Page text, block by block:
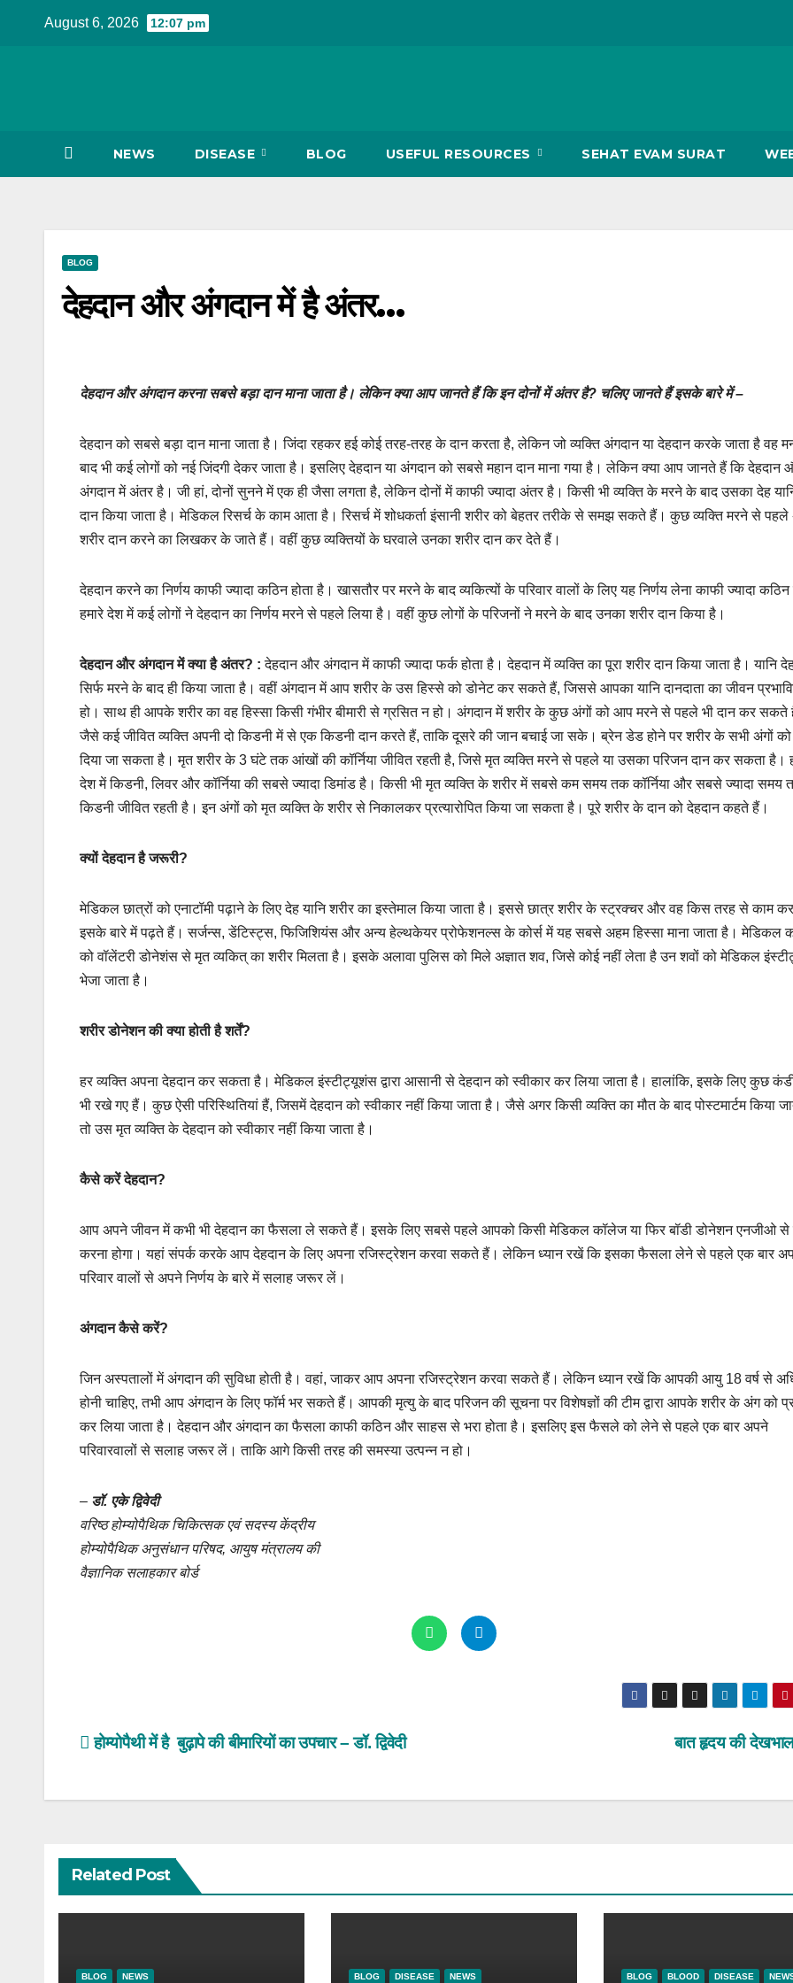
August 6, 2026 12:07 pm
NEWS DISEASE BLOG USEFUL RESOURCES SEHAT EVAM SURAT
BLOG
देहदान और अंगदान में है अंतर…
देहदान और अंगदान करना सबसे बड़ा दान माना जाता है। लेकिन क्या आप जानते हैं कि इन दोनों में अंतर है? चलिए जानते हैं इसके बारे में –
देहदान को सबसे बड़ा दान माना जाता है। जिंदा रहकर हई कोई तरह-तरह के दान करता है, लेकिन जो व्यक्ति अंगदान या देहदान करके जाता है वह
बाद भी कई लोगों को नई जिंदगी देकर जाता है। इसलिए देहदान या अंगदान को सबसे महान दान माना गया है। लेकिन क्या आप जानते हैं कि देहदान
अंगदान में अंतर है। जी हां, दोनों सुनने में एक ही जैसा लगता है, लेकिन दोनों में काफी ज्यादा अंतर है। किसी भी व्यक्ति के मरने के बाद उसका देह
दान किया जाता है। मेडिकल रिसर्च के काम आता है। रिसर्च में शोधकर्ता इंसानी शरीर को बेहतर तरीके से समझ सकते हैं। कुछ व्यक्ति मरने से पहले
शरीर दान करने का लिखकर के जाते हैं। वहीं कुछ व्यक्तियों के घरवाले उनका शरीर दान कर देते हैं।
देहदान करने का निर्णय काफी ज्यादा कठिन होता है। खासतौर पर मरने के बाद व्यकित्यों के परिवार वालों के लिए यह निर्णय लेना काफी ज्यादा कठिन
हमारे देश में कई लोगों ने देहदान का निर्णय मरने से पहले लिया है। वहीं कुछ लोगों के परिजनों ने मरने के बाद उनका शरीर दान किया है।
देहदान और अंगदान में क्या है अंतर? :देहदान और अंगदान में काफी ज्यादा फर्क होता है। देहदान में व्यक्ति का पूरा शरीर दान किया जाता है। यानि
सिर्फ मरने के बाद ही किया जाता है। वहीं अंगदान में आप शरीर के उस हिस्से को डोनेट कर सकते हैं, जिससे आपका यानि दानदाता का जीवन
हो। साथ ही आपके शरीर का वह हिस्सा किसी गंभीर बीमारी से ग्रसित न हो। अंगदान में शरीर के कुछ अंगों को आप मरने से पहले भी दान कर सकते
जैसे कई जीवित व्यक्ति अपनी दो किडनी में से एक किडनी दान करते हैं, ताकि दूसरे की जान बचाई जा सके। ब्रेन डेड होने पर शरीर के सभी अंगों को
दिया जा सकता है। मृत शरीर के 3 घंटे तक आंखों की कॉर्निया जीवित रहती है, जिसे मृत व्यक्ति मरने से पहले या उसका परिजन दान कर सकता है।
देश में किडनी, लिवर और कॉर्निया की सबसे ज्यादा डिमांड है। किसी भी मृत व्यक्ति के शरीर में सबसे कम समय तक कॉर्निया और सबसे ज्यादा समय
किडनी जीवित रहती है। इन अंगों को मृत व्यक्ति के शरीर से निकालकर प्रत्यारोपित किया जा सकता है। पूरे शरीर के दान को देहदान कहते हैं।
क्यों देहदान है जरूरी?
मेडिकल छात्रों को एनाटॉमी पढ़ाने के लिए देह यानि शरीर का इस्तेमाल किया जाता है। इससे छात्र शरीर के स्ट्रक्चर और वह किस तरह से काम
इसके बारे में पढ़ते हैं। सर्जन्स, डेंटिस्ट्स, फिजिशियंस और अन्य हेल्थकेयर प्रोफेशनल्स के कोर्स में यह सबसे अहम हिस्सा माना जाता है। मेडिकल
को वॉलेंटरी डोनेशंस से मृत व्यकित् का शरीर मिलता है। इसके अलावा पुलिस को मिले अज्ञात शव, जिसे कोई नहीं लेता है उन शवों को मेडिकल
भेजा जाता है।
शरीर डोनेशन की क्या होती है शर्तें?
हर व्यक्ति अपना देहदान कर सकता है। मेडिकल इंस्टीट्यूशंस द्वारा आसानी से देहदान को स्वीकार कर लिया जाता है। हालांकि, इसके लिए कुछ
भी रखे गए हैं। कुछ ऐसी परिस्थितियां हैं, जिसमें देहदान को स्वीकार नहीं किया जाता है। जैसे अगर किसी व्यक्ति का मौत के बाद पोस्टमार्टम किया
तो उस मृत व्यक्ति के देहदान को स्वीकार नहीं किया जाता है।
कैसे करें देहदान?
आप अपने जीवन में कभी भी देहदान का फैसला ले सकते हैं। इसके लिए सबसे पहले आपको किसी मेडिकल कॉलेज या फिर बॉडी डोनेशन एनजीओ से
करना होगा। यहां संपर्क करके आप देहदान के लिए अपना रजिस्ट्रेशन करवा सकते हैं। लेकिन ध्यान रखें कि इसका फैसला लेने से पहले एक बार
परिवार वालों से अपने निर्णय के बारे में सलाह जरूर लें।
अंगदान कैसे करें?
जिन अस्पतालों में अंगदान की सुविधा होती है। वहां, जाकर आप अपना रजिस्ट्रेशन करवा सकते हैं। लेकिन ध्यान रखें कि आपकी आयु 18 वर्ष से
होनी चाहिए, तभी आप अंगदान के लिए फॉर्म भर सकते हैं। आपकी मृत्यु के बाद परिजन की सूचना पर विशेषज्ञों की टीम द्वारा आपके शरीर के अंग को
कर लिया जाता है। देहदान और अंगदान का फैसला काफी कठिन और साहस से भरा होता है। इसलिए इस फैसले को लेने से पहले एक बार अपने
परिवारवालों से सलाह जरूर लें। ताकि आगे किसी तरह की समस्या उत्पन्न न हो।
– डॉ. एके द्विवेदी
वरिष्ठ होम्योपैथिक चिकित्सक एवं सदस्य केंद्रीय
होम्योपैथिक अनुसंधान परिषद, आयुष मंत्रालय की
वैज्ञानिक सलाहकार बोर्ड
Post
बात हृदय की
होम्योपैथी में है बुढ़ापे की बीमारियों का उपचार – डॉ. द्विवेदी
Related Post
BLOG NEWS BLOG DISEASE NEWS BLOG BLOOD DISEASE